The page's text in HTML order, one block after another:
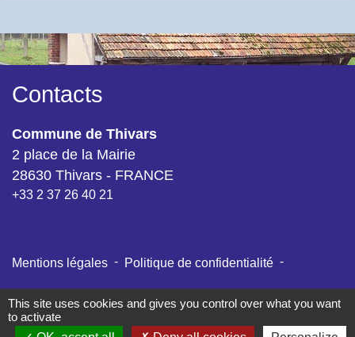
Contacts
Commune de Thivars
2 place de la Mairie
28630 Thivars - FRANCE
+33 2 37 26 40 21
Mentions légales - Politique de confidentialité -
Accessibilité Plan du site Gestion des cookies
This site uses cookies and gives you control over what you want
to activate